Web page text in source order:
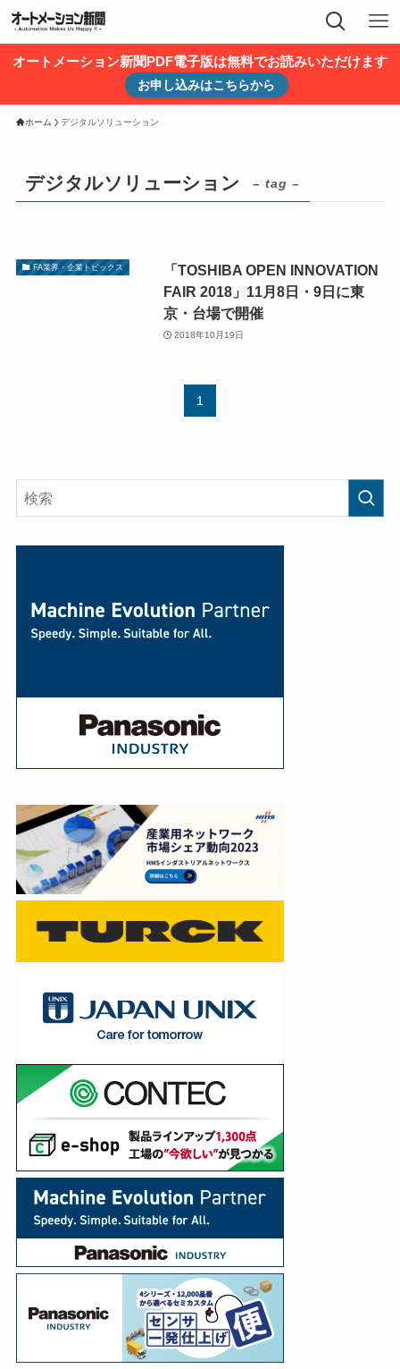
オートメーション新聞PDF電子版は無料でお読みいただけます
お申し込みはこちらから
ホーム デジタルソリューション
デジタルソリューション – tag –
FA業界・企業トピックス
「TOSHIBA OPEN INNOVATION
FAIR 2018」11月8日・9日に東
京・台場で開催
2018年10月19日
1